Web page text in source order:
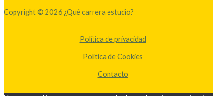
Copyright © 2026 ¿Qué carrera estudio?
Política de privacidad
Política de Cookies
Contacto